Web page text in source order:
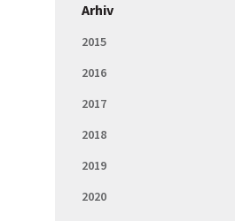
Arhiv
2015
2016
2017
2018
2019
2020